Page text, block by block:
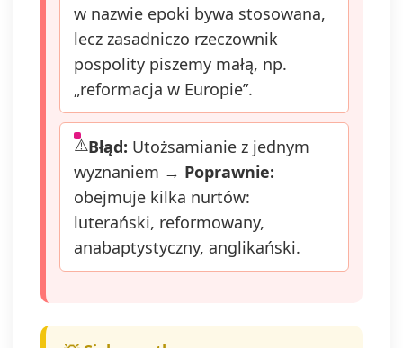
w nazwie epoki bywa stosowana,
lecz zasadniczo rzeczownik
pospolity piszemy małą, np.
„reformacja w Europie”.
Błąd: Utożsamianie z jednym
wyznaniem → Poprawnie:
obejmuje kilka nurtów:
luterański, reformowany,
anabaptystyczny, anglikański.